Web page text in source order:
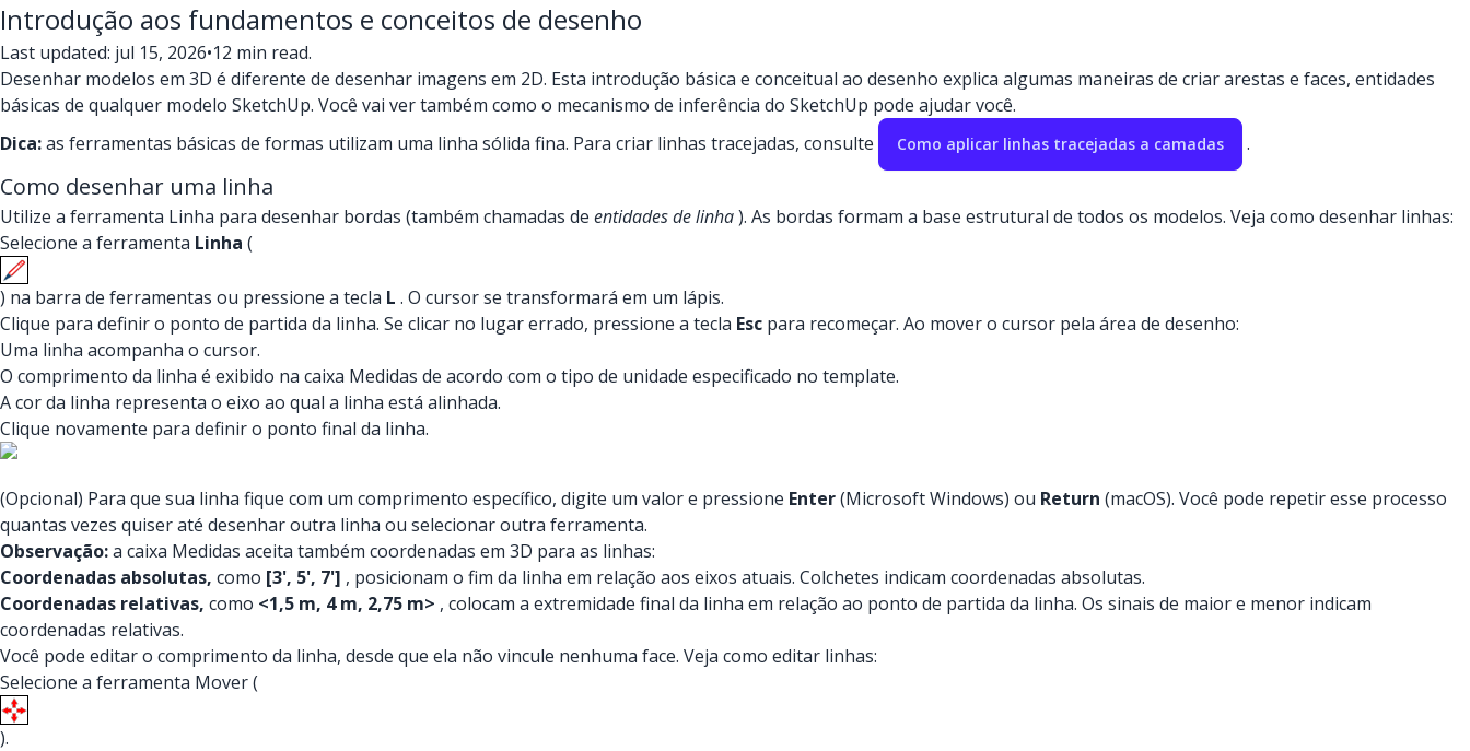
Introdução aos fundamentos e conceitos de desenho
Last updated: jul 15, 2026•12 min read.
Desenhar modelos em 3D é diferente de desenhar imagens em 2D. Esta introdução básica e conceitual ao desenho explica algumas maneiras de criar arestas e faces, entidades
básicas de qualquer modelo SketchUp. Você vai ver também como o mecanismo de inferência do SketchUp pode ajudar você.
Dica:as ferramentas básicas de formas utilizam uma linha sólida fina. Para criar linhas tracejadas, consulte Como aplicar linhas tracejadas a camadas .
Como desenhar uma linha
Utilize a ferramenta Linha para desenhar bordas (também chamadas de entidades de linha). As bordas formam a base estrutural de todos os modelos. Veja como desenhar linhas:
Selecione a ferramenta Linha (
) na barra de ferramentas ou pressione a tecla L . O cursor se transformará em um lápis.
Clique para definir o ponto de partida da linha. Se clicar no lugar errado, pressione a tecla Esc para recomeçar. Ao mover o cursor pela área de desenho:
Uma linha acompanha o cursor.
O comprimento da linha é exibido na caixa Medidas de acordo com o tipo de unidade especificado no template.
A cor da linha representa o eixo ao qual a linha está alinhada.
Clique novamente para definir o ponto final da linha.
(Opcional) Para que sua linha fique com um comprimento específico, digite um valor e pressione Enter(Microsoft Windows) ou Return (macOS). Você pode repetir esse processo
quantas vezes quiser até desenhar outra linha ou selecionar outra ferramenta.
Observação:a caixa Medidas aceita também coordenadas em 3D para as linhas:
Coordenadas absolutas, como [3', 5', 7'] , posicionam o fim da linha em relação aos eixos atuais. Colchetes indicam coordenadas absolutas.
Coordenadas relativas, como <1,5 m, 4 m, 2,75 m> , colocam a extremidade final da linha em relação ao ponto de partida da linha. Os sinais de maior e menor indicam
coordenadas relativas.
Você pode editar o comprimento da linha, desde que ela não vincule nenhuma face. Veja como editar linhas:
Selecione a ferramenta Mover (
).